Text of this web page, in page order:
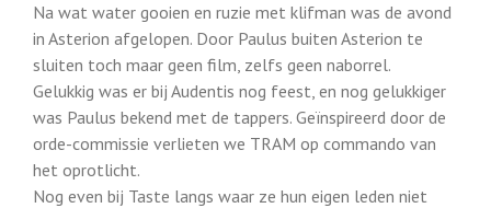
Na wat water gooien en ruzie met klifman was de avond
in Asterion afgelopen. Door Paulus buiten Asterion te
sluiten toch maar geen film, zelfs geen naborrel.
Gelukkig was er bij Audentis nog feest, en nog gelukkiger
was Paulus bekend met de tappers. Geïnspireerd door de
orde-commissie verlieten we TRAM op commando van
het oprotlicht.
Nog even bij Taste langs waar ze hun eigen leden niet